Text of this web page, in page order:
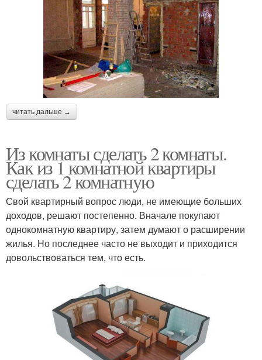
читать дальше →
Из комнаты сделать 2 комнаты.
Как из 1 комнатной квартиры
сделать 2 комнатную
Свой квартирный вопрос люди, не имеющие больших
доходов, решают постепенно. Вначале покупают
однокомнатную квартиру, затем думают о расширении
жилья. Но последнее часто не выходит и приходится
довольствоваться тем, что есть.